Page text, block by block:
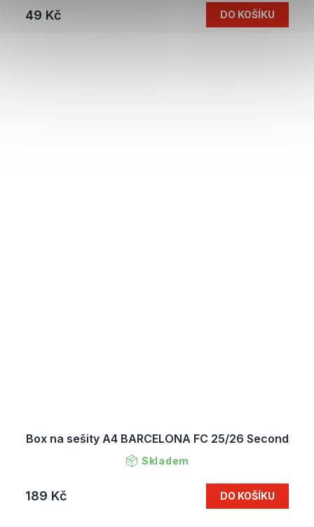
49 Kč DO KOŠÍKU
Box na sešity A4 BARCELONA FC 25/26 Second
Skladem
189 Kč DO KOŠÍKU